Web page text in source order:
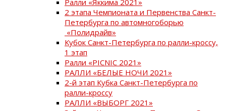
2 этапа Чемпионата и Первенства Санкт-
Петербурга по автомногоборью
«Полидрайв»
Кубок Санкт-Петербурга по ралли-кроссу,
1 этап
Ралли «PICNIC 2021»
РАЛЛИ «БЕЛЫЕ НОЧИ 2021»
2-й этап Кубка Санкт-Петербурга по
ралли-кроссу
РАЛЛИ «ВЫБОРГ 2021»